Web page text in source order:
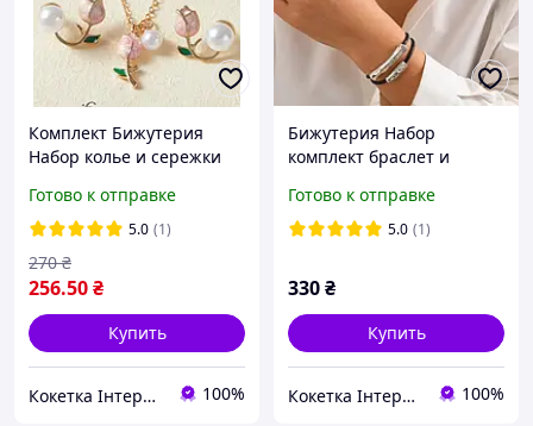
Комплект Бижутерия
Набор колье и сережки
Готово к отправке
5.0 (1)
256.50₴
270 ₴
Купить
Кокетка Інтернет Магазин 100%
Бижутерия Набор
комплект браслет и
Готово к отправке
5.0 (1)
330₴
Купить
Кокетка Інтернет Магазин 100%